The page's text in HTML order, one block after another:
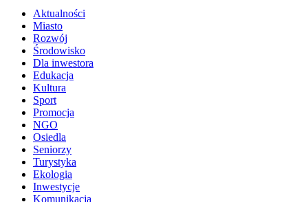
Aktualności
Miasto
Rozwój
Środowisko
Dla inwestora
Edukacja
Kultura
Sport
Promocja
NGO
Osiedla
Seniorzy
Turystyka
Ekologia
Inwestycje
Komunikacja